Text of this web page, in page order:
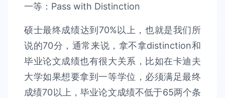
一等：Pass with Distinction
硕士最终成绩达到70%以上，也就是我们所
说的70分，通常来说，拿不拿distinction和
毕业论文成绩也有很大关系，比如在卡迪夫
大学如果想要拿到一等学位，必须满足最终
成绩70以上，毕业论文成绩不低于65两个条